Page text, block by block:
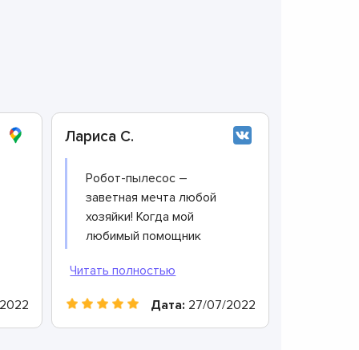
Лариса С.
Робот-пылесос –
заветная мечта любой
хозяйки! Когда мой
любимый помощник
сразу обратилась сюда.
продиагностировали,
определили причину
Дата: 27/07/2022